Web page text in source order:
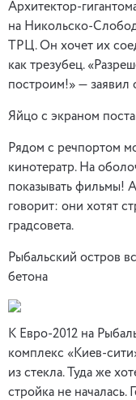
Архитектор-
на Никольско-
ТРЦ. Он хочет их
как трезубец.
построим!» — заявил
Яйцо с экраном
Рядом с речпортом
кинотератр. На
показывать фильмы!
говорит: они хотят
градсовета.
Рыбальский остров
бетона
К Евро-2012 на
комплекс «Киев-
из стекла. Туда же
стройка не началась.